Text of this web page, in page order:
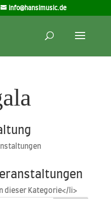
info@hansimusic.de
die­ser Kategorie</li>